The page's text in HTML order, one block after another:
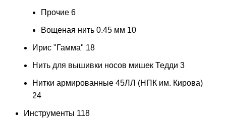
Прочие 6
Вощеная нить 0.45 мм 10
Ирис "Гамма" 18
Нить для вышивки носов мишек Тедди 3
Нитки армированные 45ЛЛ (НПК им. Кирова)
24
Инструменты 118